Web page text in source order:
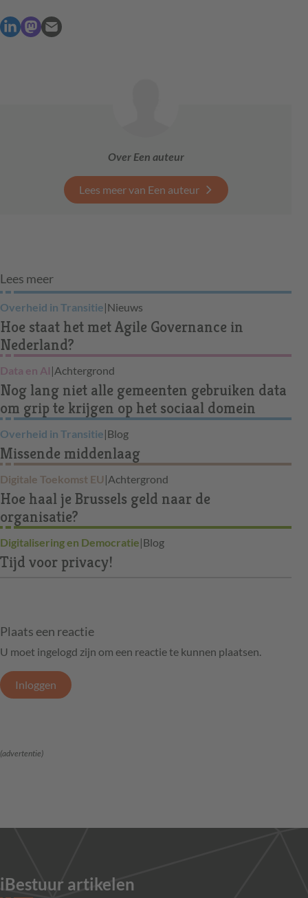
Over Een auteur
Lees meer van Een auteur
Lees meer
Overheid in Transitie|Nieuws
Hoe staat het met Agile Governance in
Nederland?
Data en AI |Achtergrond
Nog lang niet alle gemeenten gebruiken data
om grip te krijgen op het sociaal domein
Overheid in Transitie|Blog
Missende middenlaag
Digitale Toekomst EU |Achtergrond
Hoe haal je Brussels geld naar de
organisatie?
Digitalisering en Democratie|Blog
Tijd voor privacy!
Plaats een reactie
U moet ingelogd zijn om een reactie te kunnen plaatsen.
Inloggen
(advertentie)
iBestuur artikelen